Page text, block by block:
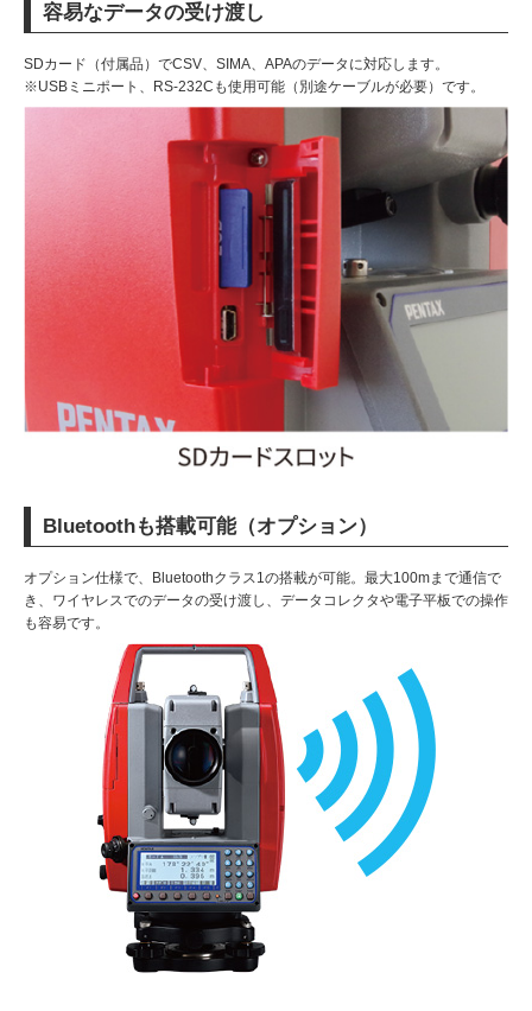
容易なデータの受け渡し
SDカード（付属品）でCSV、SIMA、APAのデータに対応します。
※USBミニポート、RS-232Cも使用可能（別途ケーブルが必要）です。
Bluetoothも搭載可能（オプション）
オプション仕様で、Bluetoothクラス1の搭載が可能。最大100mまで通信で
き、ワイヤレスでのデータの受け渡し、データコレクタや電子平板での操作
も容易です。